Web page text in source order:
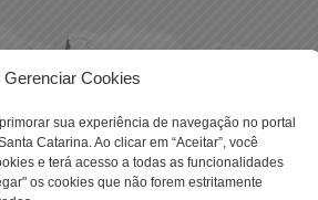
Gerenciar Cookies
sua experiência de navegação no portal
Catarina. Ao clicar em “Aceitar”, você
e terá acesso a todas as funcionalidades
os cookies que não forem estritamente